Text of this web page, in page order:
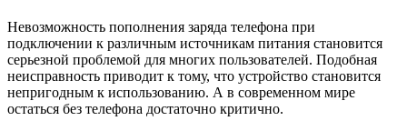
Невозможность пополнения заряда телефона при
подключении к различным источникам питания становится
серьезной проблемой для многих пользователей. Подобная
неисправность приводит к тому, что устройство становится
непригодным к использованию. А в современном мире
остаться без телефона достаточно критично.